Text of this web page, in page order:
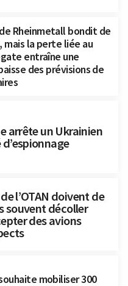
Rheinmetall bondit de
mais la perte liée au
entraîne une
des prévisions de
arrête un Ukrainien
l’OTAN doivent de
souvent décoller
des avions
mobiliser 300